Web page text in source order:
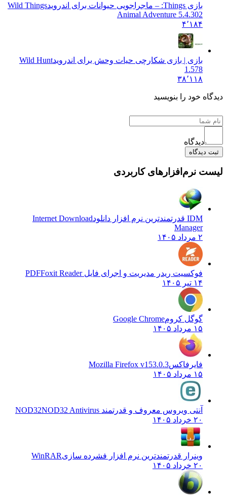
بازی Things: – ماجراجویی حیوانات برای اندروید
Wild Things
Animal Adventure 5.4.302
۴٬۱۸۴
بازی | بازی شکارچی حیات وحش برای اندرویدWild Hunt
1.578
۳۸٬۱۱۸
دیدگاه خود را بنویسید
دیدگاه
ثبت دیدگاه
لیست نرم‌افزارهای کاربردی
IDM قدرتمندترین نرم افزار دانلود
Internet Download
Manager
۲ مرداد ۱۴۰۵
فوکسیت ریدر مدیریت و اجرای فایل PDFFoxit Reader
۱۴ تیر ۱۴۰۵
گوگل کرومGoogle Chrome
۱۵ مرداد ۱۴۰۵
فایرفاکسMozilla Firefox v153.0.3
۱۵ مرداد ۱۴۰۵
آنتی ویروس معروف و قدرتمند NOD32 NOD32 Antivirus
۲۰ خرداد ۱۴۰۵
وینرار قدرتمندترین نرم افزار فشرده سازیWinRAR
۲۰ خرداد ۱۴۰۵